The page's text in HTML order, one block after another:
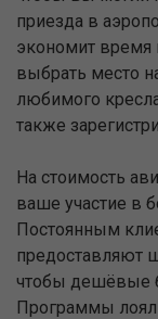
приезда в
экономит время
выбрать место
любимого
также
На стоимость
ваше участие в
Постоянным
предоставляют
чтобы дешёвые
Программы